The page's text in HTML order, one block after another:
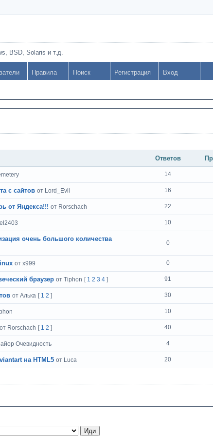
BSD, Solaris и т.д.
Правила Поиск Регистрация Вход
Ответов
14
с сайтов от Lord_Evil 16
от Яндекса!!! от Rorschach 22
10
очень большого количества
0
от x999 0
браузер от Tiphon [ 1 2 3 4 ] 91
от Алька [ 1 2 ] 30
10
от Rorschach [ 1 2 ] 40
Очевидность 4
на HTML5 от Luca 20